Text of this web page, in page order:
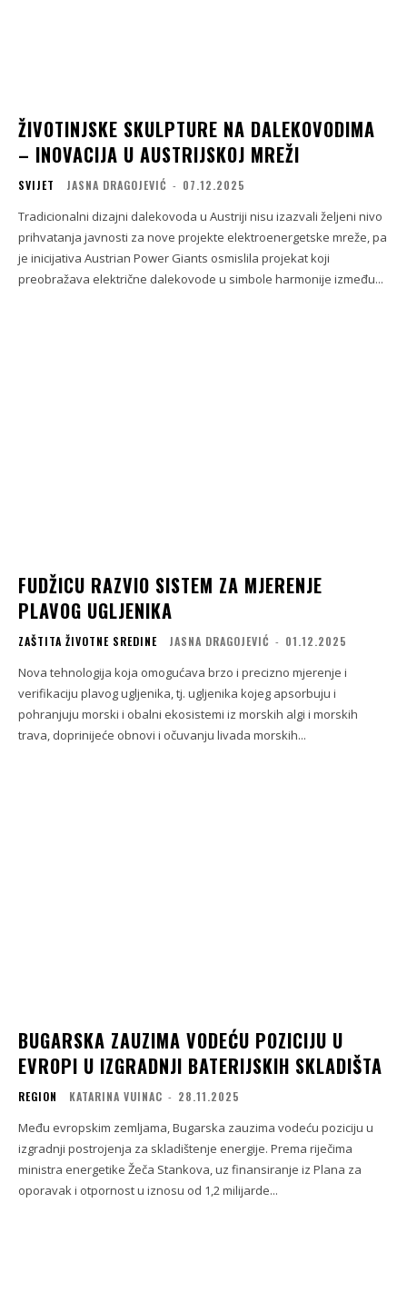
ŽIVOTINJSKE SKULPTURE NA DALEKOVODIMA
– INOVACIJA U AUSTRIJSKOJ MREŽI
SVIJET JASNA DRAGOJEVIĆ - 07.12.2025
Tradicionalni dizajni dalekovoda u Austriji nisu izazvali željeni nivo
prihvatanja javnosti za nove projekte elektroenergetske mreže, pa
je inicijativa Austrian Power Giants osmislila projekat koji
preobražava električne dalekovode u simbole harmonije između...
FUDŽICU RAZVIO SISTEM ZA MJERENJE
PLAVOG UGLJENIKA
ZAŠTITA ŽIVOTNE SREDINE JASNA DRAGOJEVIĆ - 01.12.2025
Nova tehnologija koja omogućava brzo i precizno mjerenje i
verifikaciju plavog ugljenika, tj. ugljenika kojeg apsorbuju i
pohranjuju morski i obalni ekosistemi iz morskih algi i morskih
trava, doprinijeće obnovi i očuvanju livada morskih...
BUGARSKA ZAUZIMA VODEĆU POZICIJU U
EVROPI U IZGRADNJI BATERIJSKIH SKLADIŠTA
REGION KATARINA VUINAC - 28.11.2025
Među evropskim zemljama, Bugarska zauzima vodeću poziciju u
izgradnji postrojenja za skladištenje energije. Prema riječima
ministra energetike Žeča Stankova, uz finansiranje iz Plana za
oporavak i otpornost u iznosu od 1,2 milijarde...